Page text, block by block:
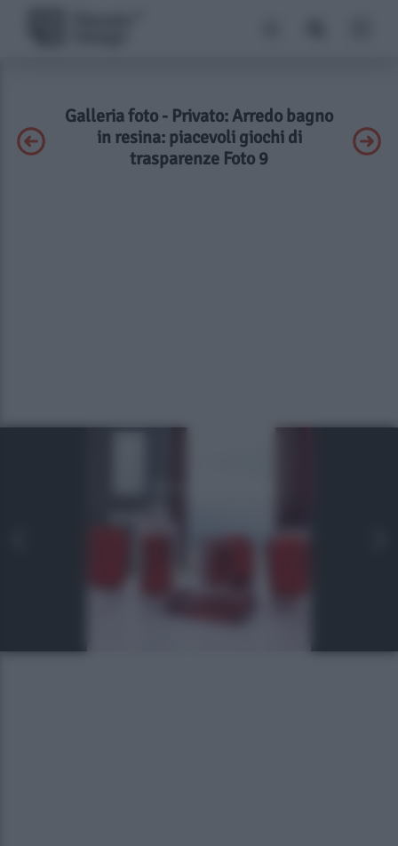
Galleria foto - Privato: Arredo bagno
in resina: piacevoli giochi di
trasparenze Foto 9